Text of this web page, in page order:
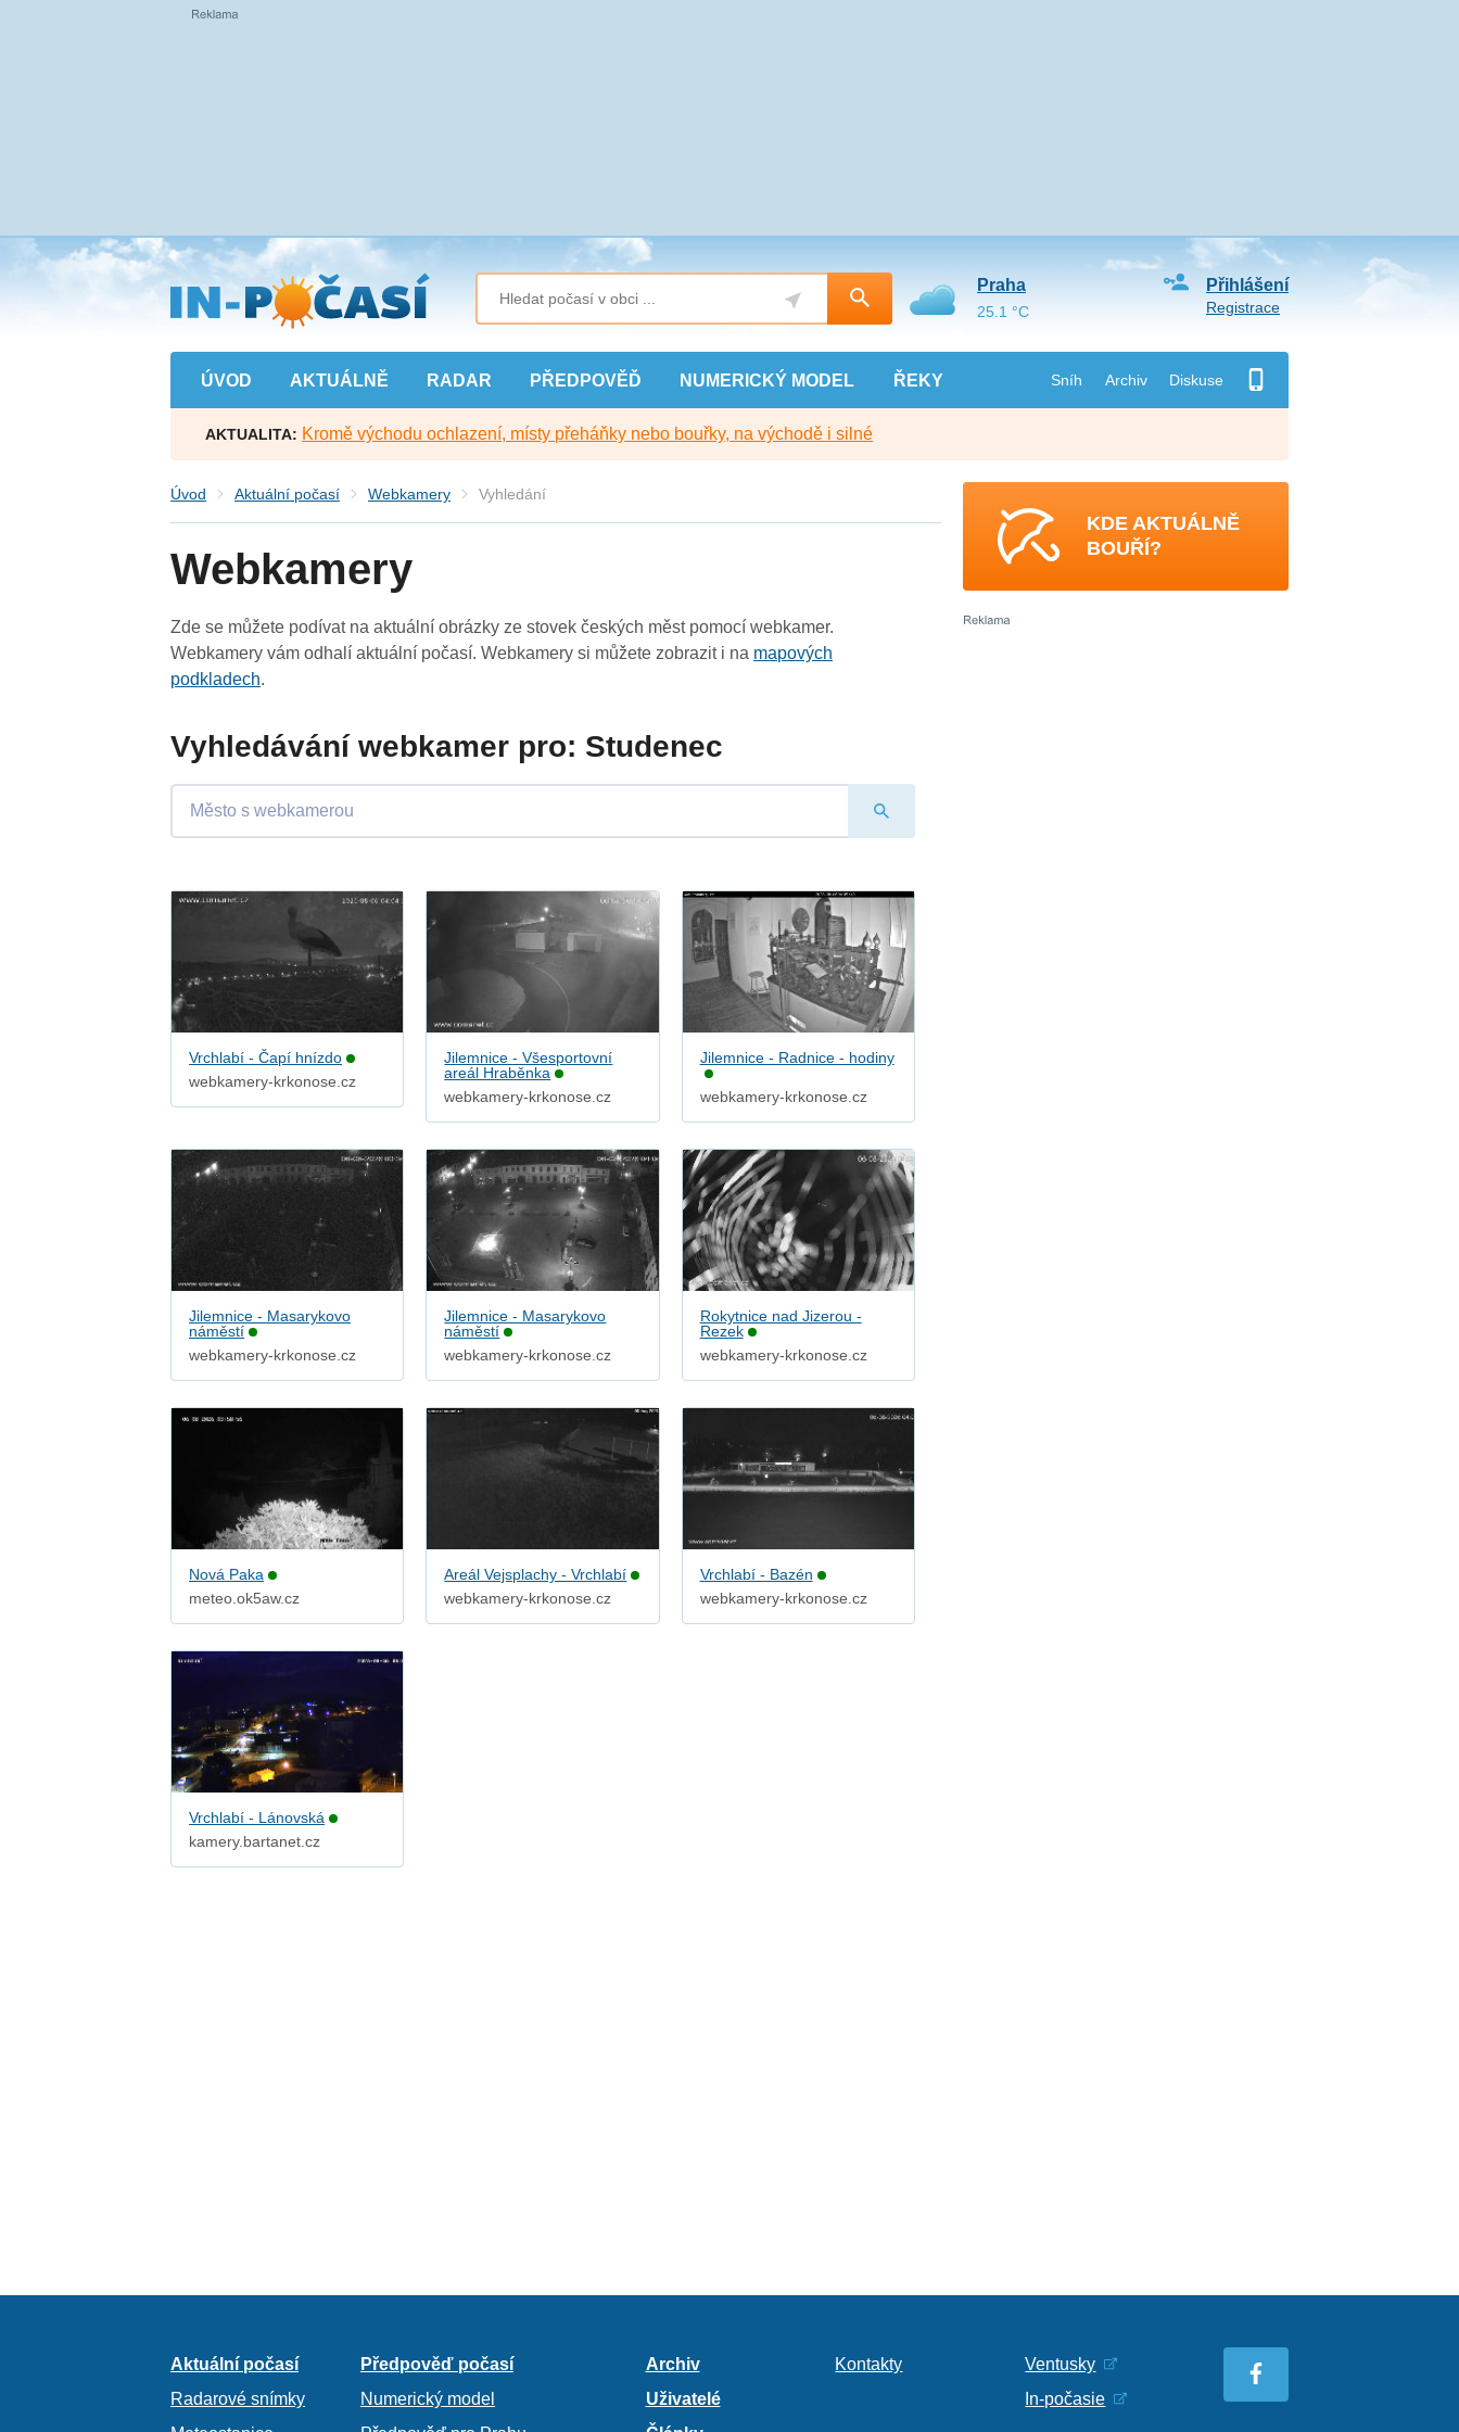
Přejít
na
hlavní
obsah
ÚVOD AKTUÁLNĚ RADAR PŘEDPOVĚĎ NUMERICKÝ MODEL ŘEKY Sníh Archiv Diskuse
Přihlášení
Registrace
Praha
25.1 °C
AKTUALITA: Kromě východu ochlazení, místy přeháňky nebo bouřky, na východě i silné
Úvod Aktuální počasí Webkamery Vyhledání
Webkamery
Zde se můžete podívat na aktuální obrázky ze stovek českých měst pomocí webkamer.
Webkamery vám odhalí aktuální počasí. Webkamery si můžete zobrazit i na mapových
podkladech.
Vyhledávání webkamer pro: Studenec
Vrchlabí - Čapí hnízdo
webkamery-krkonose.cz
Jilemnice - Všesportovní
areál Hraběnka
webkamery-krkonose.cz
Jilemnice - Radnice - hodiny
webkamery-krkonose.cz
Jilemnice - Masarykovo
náměstí
webkamery-krkonose.cz
Jilemnice - Masarykovo
náměstí
webkamery-krkonose.cz
Rokytnice nad Jizerou -
Rezek
webkamery-krkonose.cz
Nová Paka
meteo.ok5aw.cz
Areál Vejsplachy - Vrchlabí
webkamery-krkonose.cz
Vrchlabí - Bazén
webkamery-krkonose.cz
Vrchlabí - Lánovská
kamery.bartanet.cz
KDE AKTUÁLNĚ
BOUŘÍ?
Aktuální počasí
Radarové snímky
Předpověď počasí
Numerický model
Archiv
Uživatelé
Kontakty
Ventusky
In-počasie